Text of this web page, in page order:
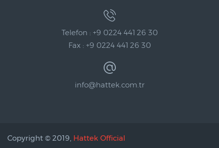
Telefon : +9 0224 441 26 30
Fax : +9 0224 441 26 30
info@hattek.com.tr
Copyright © 2019, Hattek Official